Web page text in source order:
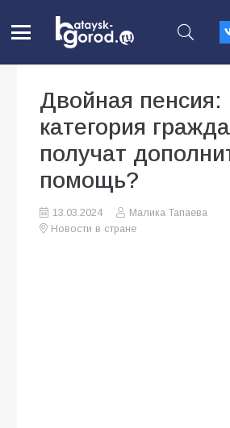
Двойная пенсия:
категория
получат
помощь?
13.03.2024
Малика Тапаева
Новости в стране